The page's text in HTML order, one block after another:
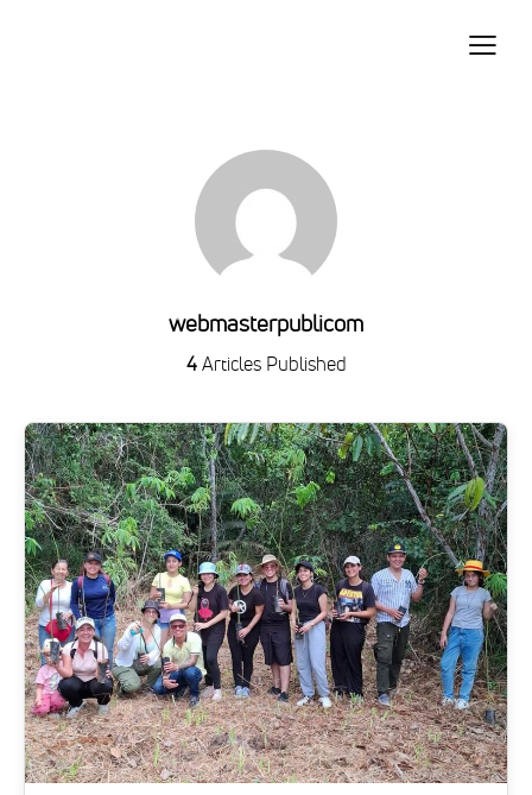
webmasterpublicom
4Articles Published